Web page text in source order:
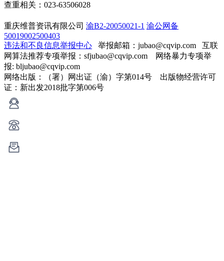
查重相关：023-63506028
重庆维普资讯有限公司 渝B2-20050021-1 渝公网备
50019002500403
违法和不良信息举报中心 举报邮箱：jubao@cqvip.com 互联
网算法推荐专项举报：sfjubao@cqvip.com 网络暴力专项举
报: bljubao@cqvip.com
网络出版：（署）网出证（渝）字第014号 出版物经营许可
证：新出发2018批字第006号